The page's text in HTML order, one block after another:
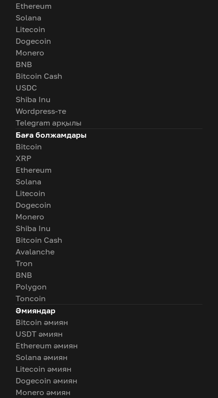
Ethereum
Solana
Litecoin
Dogecoin
Monero
BNB
Bitcoin Cash
USDC
Shiba Inu
Wordpress-те
Telegram арқылы
Баға болжамдары
Bitcoin
XRP
Ethereum
Solana
Litecoin
Dogecoin
Monero
Shiba Inu
Bitcoin Cash
Avalanche
Tron
BNB
Polygon
Toncoin
Әмияндар
Bitcoin әмиян
USDT әмиян
Ethereum әмиян
Solana әмиян
Litecoin әмиян
Dogecoin әмиян
Monero әмиян